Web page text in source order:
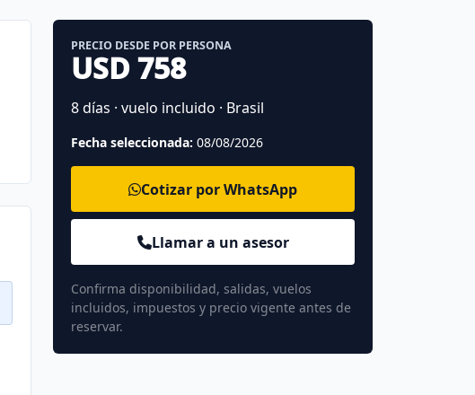
PRECIO DESDE POR PERSONA
USD 758
8 días · vuelo incluido · Brasil
Fecha seleccionada: 08/08/2026
Cotizar por WhatsApp
Llamar a un asesor
Confirma disponibilidad, salidas, vuelos
incluidos, impuestos y precio vigente antes de
reservar.